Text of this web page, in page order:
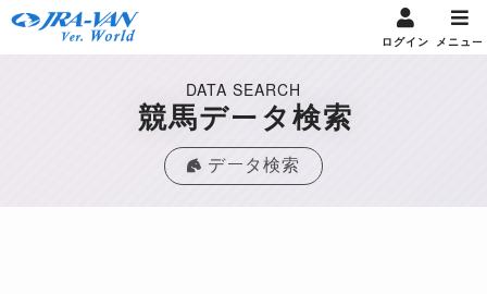
ログイン メニュー
DATA SEARCH
競馬データ検索
データ検索